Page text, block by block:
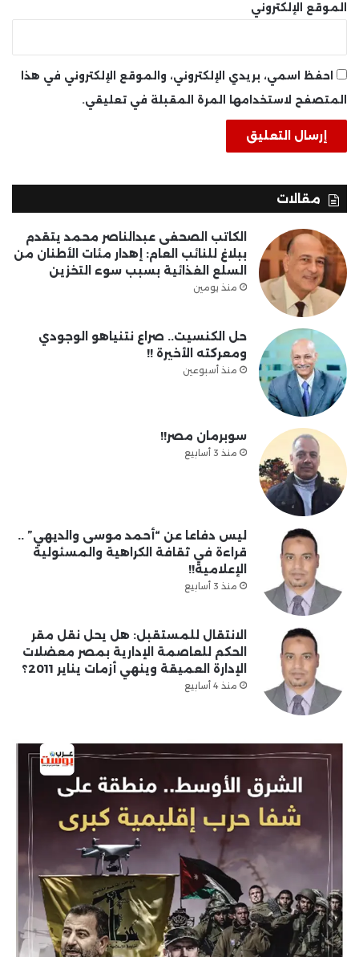
الموقع الإلكتروني
احفظ اسمي، بريدي الإلكتروني، والموقع الإلكتروني في هذا
المتصفح لاستخدامها المرة المقبلة في تعليقي.
مقالات
الكاتب الصحفى عبدالناصر محمد يتقدم
ببلاغ للنائب العام: إهدار مئات الأطنان من
السلع الغذائية بسبب سوء التخزين
منذ يومين
حل الكنسيت.. صراع نتنياهو الوجودي
ومعركته الأخيرة !!
منذ أسبوعين
سوبرمان مصر!!
منذ 3 أسابيع
ليس دفاعا عن “أحمد موسى والديهي” ..
قراءة في ثقافة الكراهية والمسئولية
الإعلامية!!
منذ 3 أسابيع
الانتقال للمستقبل: هل يحل نقل مقر
الحكم للعاصمة الإدارية بمصر معضلات
الإدارة العميقة وينهي أزمات يناير 2011؟
منذ 4 أسابيع